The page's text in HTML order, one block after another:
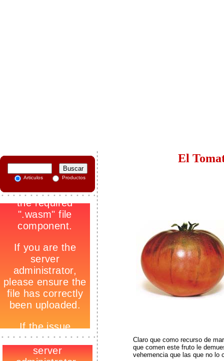
Articulos Productos
_
_
El
Claro que como recurso de
que comen este fruto le
vehemencia que las que no lo